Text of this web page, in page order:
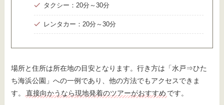
タクシー：20分～30分
レンタカー：20分～30分
場所と住所は所在地の目安となります。行き方は「水戸⇒ひた
ち海浜公園」への一例であり、他の方法でもアクセスできま
す。
直接向かうなら現地発着のツアーがおすすめ です。